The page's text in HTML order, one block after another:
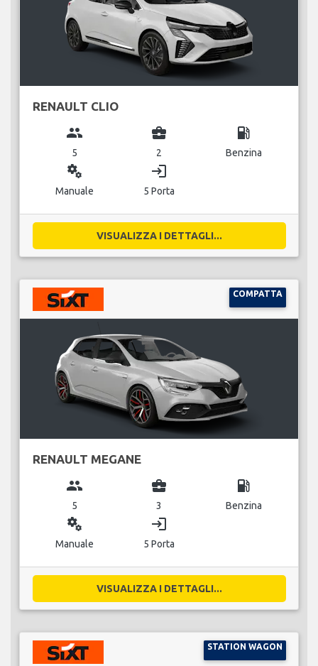
RENAULT CLIO
group
5
business_center
2
local_gas_station
Benzina
miscellaneous_services
Manuale
login
5 Porta
VISUALIZZA I DETTAGLI...
COMPATTA
RENAULT MEGANE
group
5
business_center
3
local_gas_station
Benzina
miscellaneous_services
Manuale
login
5 Porta
VISUALIZZA I DETTAGLI...
STATION WAGON